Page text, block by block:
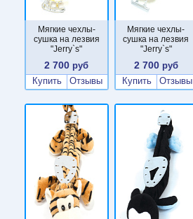
Мягкие чехлы-
сушка на лезвия
"Jerry`s"
2 700 руб
Купить
Отзывы
Мягкие чехлы-
сушка на лезвия
"Jerry`s"
2 700 руб
Купить
Отзывы